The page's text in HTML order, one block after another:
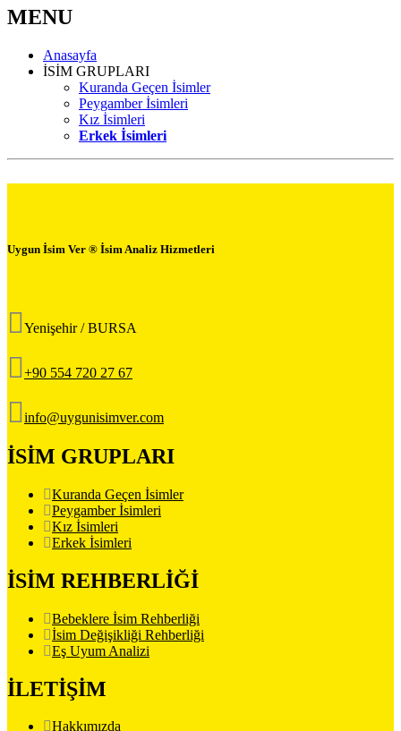
MENU
Anasayfa
İSİM GRUPLARI
Kuranda Geçen İsimler
Peygamber İsimleri
Kız İsimleri
Erkek İsimleri
Uygun İsim Ver ® İsim Analiz Hizmetleri
Yenişehir / BURSA
+90 554 720 27 67
info@uygunisimver.com
İSİM GRUPLARI
Kuranda Geçen İsimler
Peygamber İsimleri
Kız İsimleri
Erkek İsimleri
İSİM REHBERLİĞİ
Bebeklere İsim Rehberliği
İsim Değişikliği Rehberliği
Eş Uyum Analizi
İLETİŞİM
Hakkımızda